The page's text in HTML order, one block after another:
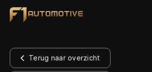
Home
Terug naar overzicht